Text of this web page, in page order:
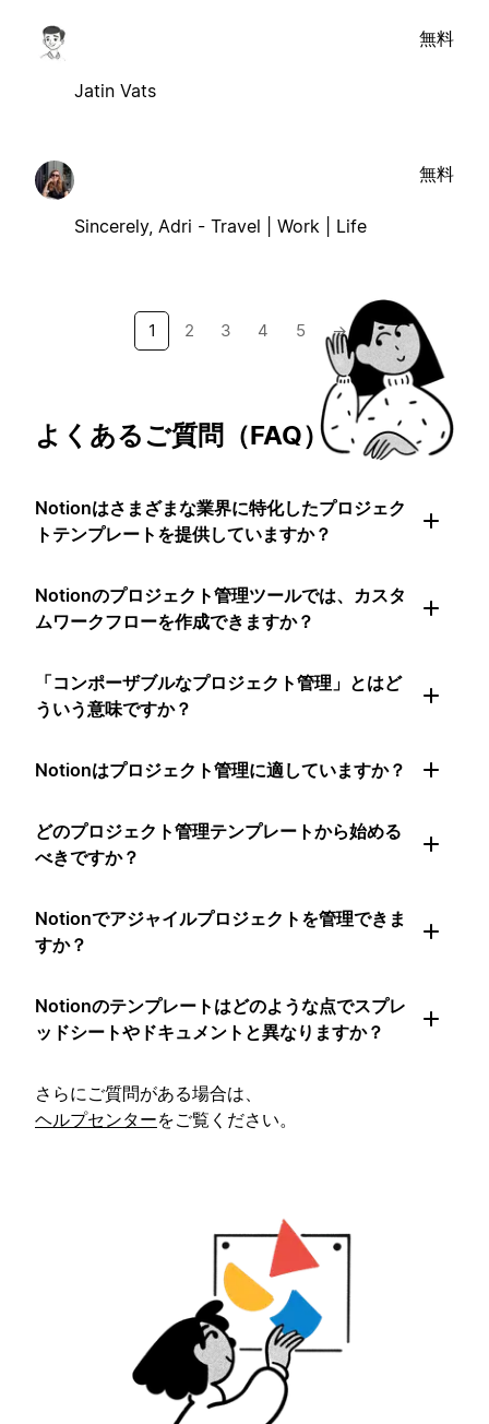
Jatin Vats
無料
Sincerely, Adri - Travel | Work | Life
無料
1 2 3 4 5 →
よくあるご質問（FAQ）
Notionはさまざまな業界に特化したプロジェク
トテンプレートを提供していますか？
Notionのプロジェクト管理ツールでは、カスタ
ムワークフローを作成できますか？
「コンポーザブルなプロジェクト管理」とはど
ういう意味ですか？
Notionはプロジェクト管理に適していますか？
どのプロジェクト管理テンプレートから始める
べきですか？
Notionでアジャイルプロジェクトを管理できま
すか？
Notionのテンプレートはどのような点でスプレ
ッドシートやドキュメントと異なりますか？
さらにご質問がある場合は、
ヘルプセンターをご覧ください。